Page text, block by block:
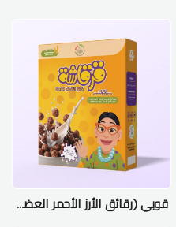
قوبي (رقائق الأرز الأحمر العضوي)